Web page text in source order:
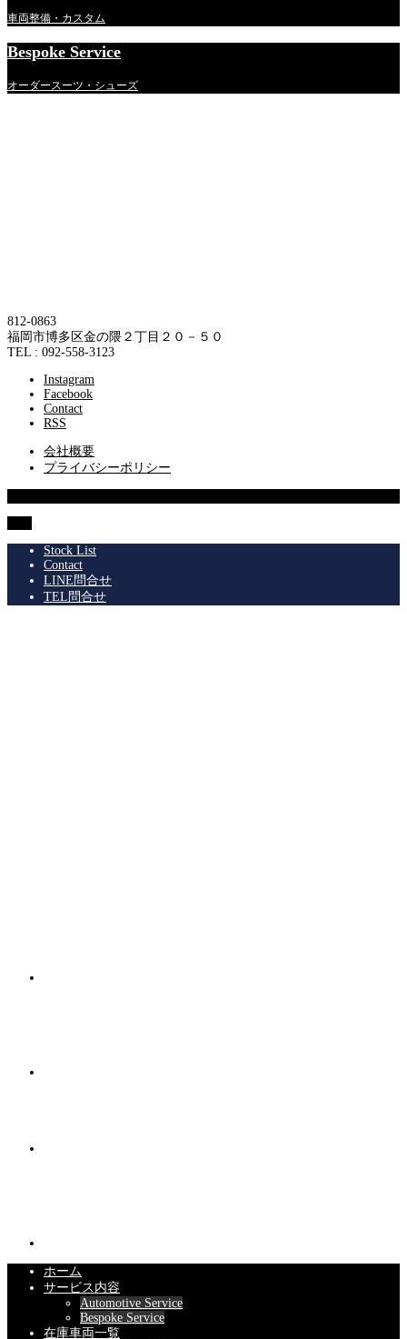
車両整備・カスタム
Bespoke Service
オーダースーツ・シューズ
812-0863
福岡市博多区金の隈２丁目２０－５０
TEL : 092-558-3123
Instagram
Facebook
Contact
RSS
会社概要
プライバシーポリシー
Stock List
Contact
LINE問合せ
TEL問合せ
ホーム
サービス内容
Automotive Service
Bespoke Service
在庫車両一覧